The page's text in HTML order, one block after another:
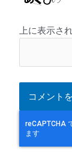
上に表示さ